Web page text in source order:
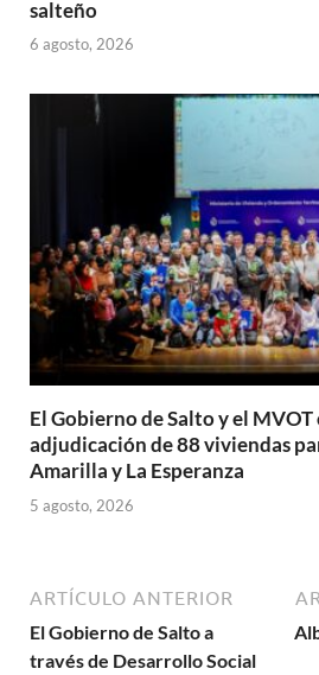
salteño
6 agosto, 2026
El Gobierno de Salto y el
adjudicación de 88 viviendas
Amarilla y La Esperanza
5 agosto, 2026
ARTÍCULO ANTERIOR
El Gobierno de Salto a
través de Desarrollo Social